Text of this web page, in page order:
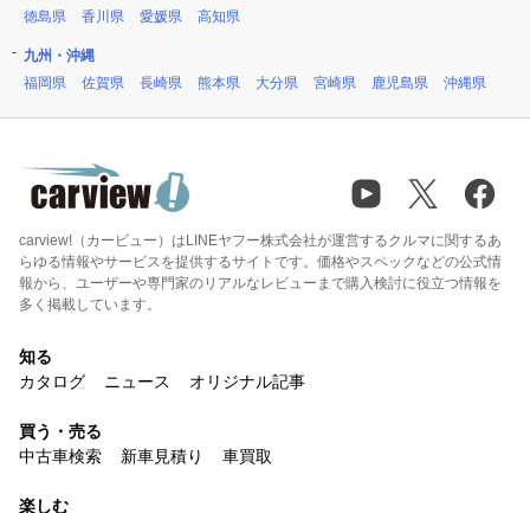
徳島県
香川県 愛媛県 高知県
九州・沖縄
福岡県
佐賀県 長崎県 熊本県 大分県 宮崎県 鹿児島県 沖縄県
carview!（カービュー）はLINEヤフー株式会社が運営するクルマに関するあ
らゆる情報やサービスを提供するサイトです。価格やスペックなどの公式情
報から、ユーザーや専門家のリアルなレビューまで購入検討に役立つ情報を
多く掲載しています。
知る
カタログ
ニュース オリジナル記事
買う・売る
中古車検索
新車見積り 車買取
楽しむ